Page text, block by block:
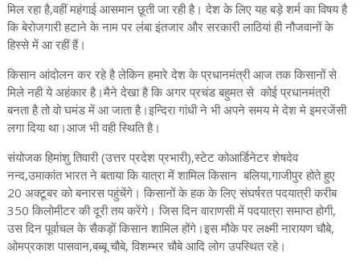
मिल रहा है,वहीं महंगाई आसमान छूती जा रही है। देश के लिए यह बड़े शर्म का विषय है
कि बेरोजगारी हटाने के नाम पर लंबा इंतजार और सरकारी लाठियां ही नौजवानों के
हिस्से में आ रहीं हैं।
किसान आंदोलन कर रहे है लेकिन हमारे देश के प्रधानमंत्री आज तक किसानों से
मिले नही ये अहंकार है।मैने देखा है कि अगर प्रचंड बहुमत से कोई प्रधानमंत्री
बनता है तो वो घमंड में आ जाता है।इन्दिरा गांधी ने भी अपने समय मे देश मे इमरजेंसी
लगा दिया था।आज भी वही स्थिति है।
संयोजक हिमांशु तिवारी (उत्तर प्रदेश प्रभारी),स्टेट कोआर्डिनेटर शेषदेव
नन्द,उमाकांत भारत ने बताया कि यात्रा में शामिल किसान बलिया,गाजीपुर होते हुए
20 अक्टूबर को बनारस पहुंचेंगे। किसानों के हक के लिए संघर्षरत पदयात्री करीब
350 किलोमीटर की दूरी तय करेंगे। जिस दिन वाराणसी में पदयात्रा समाप्त होगी,
उस दिन पूर्वाचल के सैकड़ों किसान शामिल होंगे।इस मौके पर लक्ष्मी नारायण चौबे,
ओमप्रकाश पासवान,बब्बू चौबे, विशम्भर चौबे आदि लोग उपस्थित रहे।